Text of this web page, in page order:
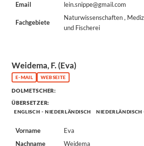
Email
lein.snippe@gmail.com
Fachgebiete
Naturwissenschaften ,
und Fischerei
Weidema, F. (Eva)
E-MAIL WEBSEITE
DOLMETSCHER:
ÜBERSETZER:
ENGLISCH - NIEDERLÄNDISCH NIEDERLÄNDISCH
Vorname
Eva
Nachname
Weidema